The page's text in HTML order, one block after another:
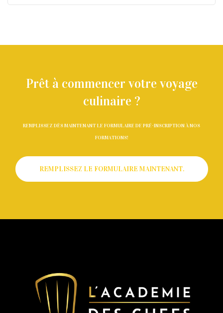
Prêt à commencer votre voyage
culinaire ?
REMPLISSEZ DÈS MAINTENANT LE FORMULAIRE DE PRÉ-INSCRIPTION À NOS
FORMATIONS!
REMPLISSEZ LE FORMULAIRE MAINTENANT.